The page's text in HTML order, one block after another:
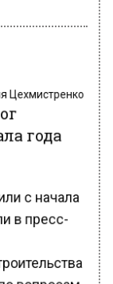
года
в пресс-
вопросам